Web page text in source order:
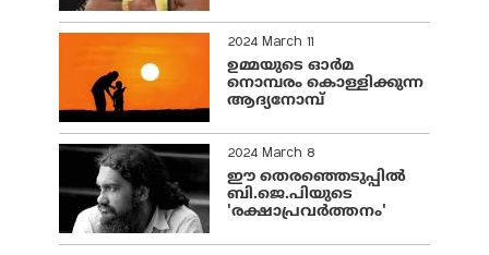
2024 March 11
ഉമ്മയുടെ ഓർമ
നൊമ്പരം കൊള്ളിക്കുന്ന
ആദ്യനോമ്പ്
2024 March 8
ഈ തെരഞ്ഞെടുപ്പില്‍
ബി.ജെ.പിയുടെ
'രക്ഷാപ്രവര്‍ത്തനം'